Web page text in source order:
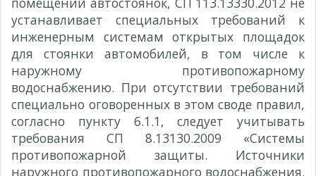
устанавливает специальных требований к
инженерным системам открытых площадок
для стоянки автомобилей, в том числе к
наружному противопожарному
водоснабжению. При отсутствии требований
специально оговоренных в этом своде правил,
согласно пункту 6.1.1, следует учитывать
требования СП 8.13130.2009 «Системы
противопожарной защиты. Источники
наружного противопожарного водоснабжения.